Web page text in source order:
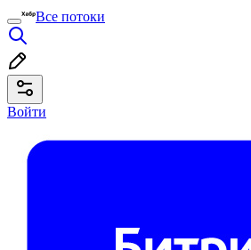
Все потоки
Войти